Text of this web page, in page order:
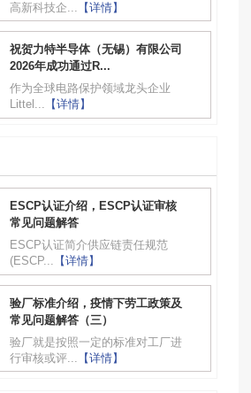
高新科技企...
【详情】
祝贺力特半导体（无锡）有限公司
2026年成功通过R...
作为全球电路保护领域龙头企业
Littel... 【详情】
ESCP认证介绍，ESCP认证审核
常见问题解答
ESCP认证简介供应链责任规范
(ESCP... 【详情】
验厂标准介绍，疫情下劳工政策及
常见问题解答（三）
验厂就是按照一定的标准对工厂进
行审核或评... 【详情】